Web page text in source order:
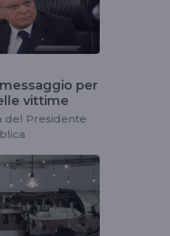
per
vittime
del Presidente